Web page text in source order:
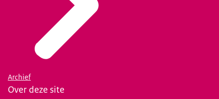
Archief
Over deze site